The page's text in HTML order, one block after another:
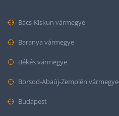
Bács-Kiskun vármegye
Baranya vármegye
Békés vármegye
Borsod-Abaúj-Zemplén vármegye
Budapest